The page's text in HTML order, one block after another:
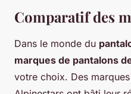
Comparatif des
Dans le monde du
marques de pantalons
votre choix. Des